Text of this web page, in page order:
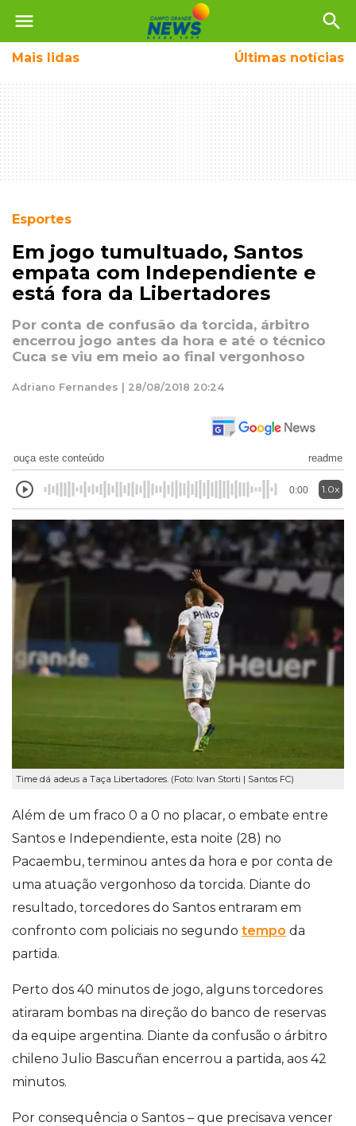
menu search
Mais lidas Últimas notícias
Esportes
Em jogo tumultuado, Santos
empata com Independiente e
está fora da Libertadores
Por conta de confusão da torcida, árbitro
encerrou jogo antes da hora e até o técnico
Cuca se viu em meio ao final vergonhoso
Adriano Fernandes | 28/08/2018 20:24
ouça este conteúdo readme
0:00 1.0x
Time dá adeus a Taça Libertadores. (Foto: Ivan Storti | Santos FC)
Além de um fraco 0 a 0 no placar, o embate entre
Santos e Independiente, esta noite (28) no
Pacaembu, terminou antes da hora e por conta de
uma atuação vergonhoso da torcida. Diante do
resultado, torcedores do Santos entraram em
confronto com policiais no segundo tempo da
partida.
Perto dos 40 minutos de jogo, alguns torcedores
atiraram bombas na direção do banco de reservas
da equipe argentina. Diante da confusão o árbitro
chileno Julio Bascuñan encerrou a partida, aos 42
minutos.
Por consequência o Santos – que precisava vencer